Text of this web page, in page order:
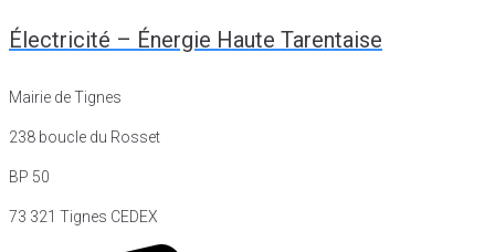
Électricité – Énergie Haute Tarentaise
Mairie de Tignes
238 boucle du Rosset
BP 50
73 321 Tignes CEDEX